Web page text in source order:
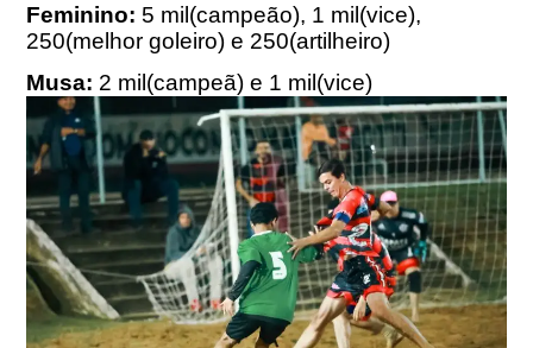
Feminino: 5 mil(campeão), 1 mil(vice),
250(melhor goleiro) e 250(artilheiro)
Musa: 2 mil(campeã) e 1 mil(vice)